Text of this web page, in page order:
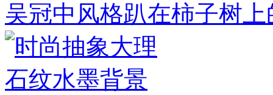
吴冠中风格趴在柿子树